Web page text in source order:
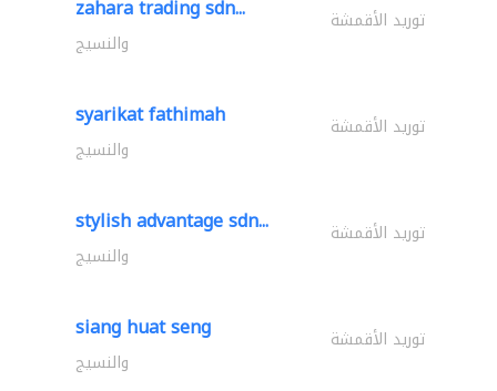
zahara trading sdn... توريد الأقمشة
والنسيج
syarikat fathimah توريد الأقمشة
والنسيج
stylish advantage sdn... توريد الأقمشة
والنسيج
siang huat seng توريد الأقمشة
والنسيج